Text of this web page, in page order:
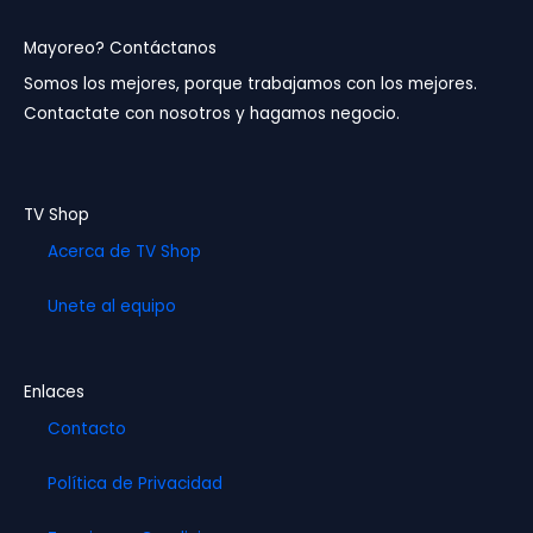
b
o
o
k
g
r
a
b
e
Mayoreo? Contáctanos
Somos los mejores, porque trabajamos con los mejores.
Contactate con nosotros y hagamos negocio.
TV Shop
Acerca de TV Shop
Unete al equipo
Enlaces
Contacto
Política de Privacidad